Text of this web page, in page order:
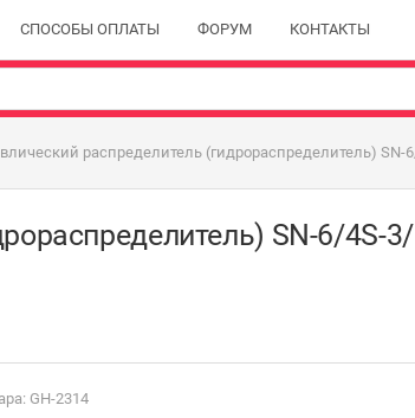
СПОСОБЫ ОПЛАТЫ ФОРУМ КОНТАКТЫ
распределитель (гидрораспределитель) SN-
SN-6/4S-
GH-2314